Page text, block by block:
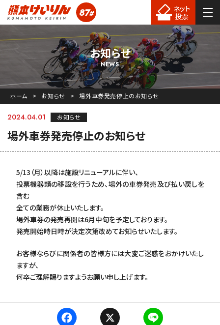
熊本競輪 87#
ネット
投票
お知らせ
NEWS
ホーム お知らせ 場外車券発売停止のお知らせ
2024.04.01 お知らせ
場外車券発売停止のお知らせ
5/13（月）以降は施設リニューアルに伴い、
投票機器類の移設を行うため、場外の車券発売及び払い戻しを
含む
全ての業務が休止いたします。
場外車券の発売再開は6月中旬を予定しております。
発売開始時日時が決定次第改めてお知らせいたします。
お客様ならびに関係者の皆様方には大変ご迷惑をおかけいたし
ますが、
何卒ご理解賜りますようお願い申し上げます。